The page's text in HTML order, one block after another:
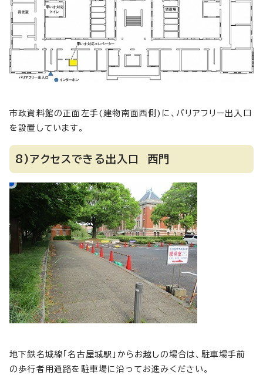
市政資料館の正面左手(建物南面西側)に、バリアフリー出入口
を設置しています。
8)アクセスできる出入口 西門
地下鉄名城線「名古屋城駅」からお越しの場合は、駐車場手前
の歩行者用通路を駐車場に沿ってお進みください。